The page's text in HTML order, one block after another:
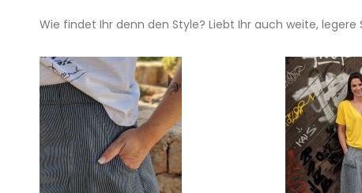
Wie findet Ihr denn den Style? Liebt Ihr auch weite,